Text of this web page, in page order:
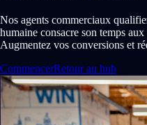
Nos agents commerciaux
humaine consacre son temps
Augmentez vos conversions et
CommencerRetour au hub